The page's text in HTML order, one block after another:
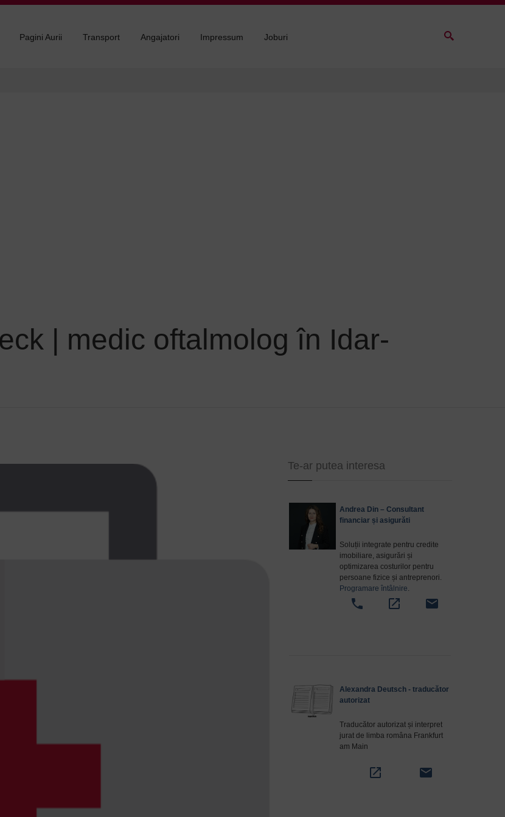
Pagini Aurii Transport Angajatori Impressum Joburi
| medic oftalmolog în Idar-
Te-ar putea interesa
Andrea Din – Consultant
financiar și asigurăti
Soluții integrate pentru credite
imobiliare, asigurări și
optimizarea costurilor pentru
persoane fizice și antreprenori.
Programare întâlnire.
phone open_in_new email
Alexandra Deutsch - traducător
autorizat
Traducător autorizat și interpret
jurat de limba româna Frankfurt
am Main
open_in_new email